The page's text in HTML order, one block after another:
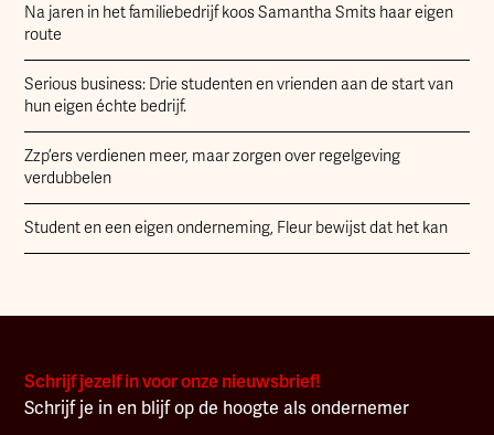
Na jaren in het familiebedrijf koos Samantha Smits haar eigen
route
Serious business: Drie studenten en vrienden aan de start van
hun eigen échte bedrijf.
Zzp’ers verdienen meer, maar zorgen over regelgeving
verdubbelen
Student en een eigen onderneming, Fleur bewijst dat het kan
Schrijf jezelf in voor onze nieuwsbrief!
Schrijf je in en blijf op de hoogte als ondernemer